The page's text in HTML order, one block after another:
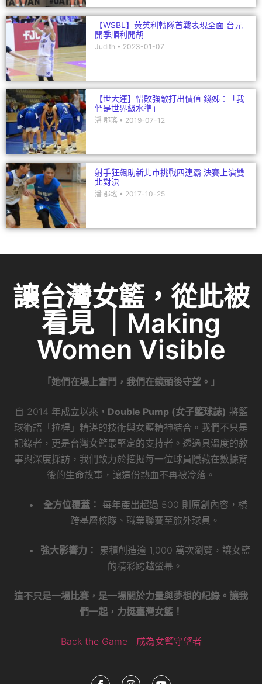
【WSBL】黃英利轉隊首戰表現全面 台元
開季順利開胡
Judith 2023-01-07
【世大運】惜敗強敵打出價值 錢姊：「我
們是世界級水準」
潘 郡瑤 2019-07-12
射手狂飆助新北市挑戰四連霸 決賽上演雙
北對決
潘 郡瑤 2017-10-25
讓台灣女籃，從此被
看見 ｜Making
Women Visible
「她們在場上奮鬥，我們在鏡頭後守望。」
自 2014 年成立以來， Double Pump (女子籃球誌) 將籃
球術語「拉桿」精湛的技術與女籃精神結合。我們不只是
記錄者，更是台灣女籃最堅定的支持者。透過具溫度的敘
事與深度採訪，我們致力於挖掘每一位球員隱藏在數據背
後的生命故事，讓這份熱血不再被冷落。
全方位覆蓋： 每年產出超過 500 則原創內容，橫
跨基層校隊、職業聯賽至旅外球員。
強大影響力：
累積創造逾 1,000 萬次瀏覽，讓女籃
的精彩跨越螢幕。
這不只是一場比賽，是一場關於力量與夢想的紀錄。讓我
們一起，力挺臺灣女籃！
Back the Game | 成為女籃守望者